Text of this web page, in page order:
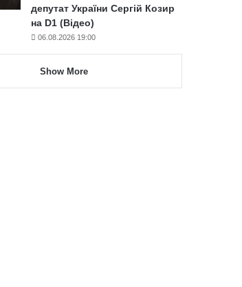
депутат України Сергій Козир
на D1 (Відео)
06.08.2026 19:00
Show More